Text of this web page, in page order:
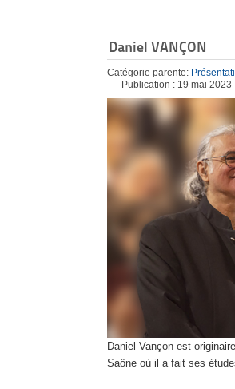
Daniel VANÇON
Catégorie parente:
Publication : 19 mai 2023
Daniel Vançon est
Saône où il a fait ses